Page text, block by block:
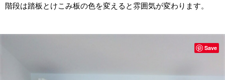
階段は踏板とけこみ板の色を変えると雰囲気が変わります。
Save